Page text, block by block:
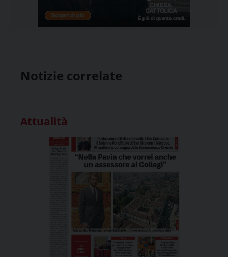
Notizie correlate
Attualità